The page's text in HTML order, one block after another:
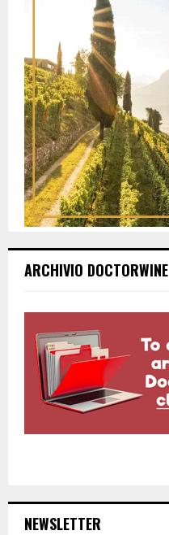
ARCHIVIO DOCTORWINE
NEWSLETTER